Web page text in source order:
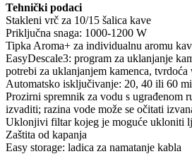
Tehnički podaci
Stakleni vrč za 10/15 šalica kave
Priključna snaga: 1000-1200 W
Tipka Aroma+ za individualnu aromu
EasyDescale3: program za uklanjanje
potrebi za uklanjanjem kamenca, tvrdoća
Automatsko isključivanje: 20, 40 ili 60
Prozirni spremnik za vodu s ugrađenom
izvaditi; razina vode može se očitati
Uklonjivi filtar kojeg je moguće ukloniti
Zaštita od kapanja
Easy storage: ladica za namatanje kabla